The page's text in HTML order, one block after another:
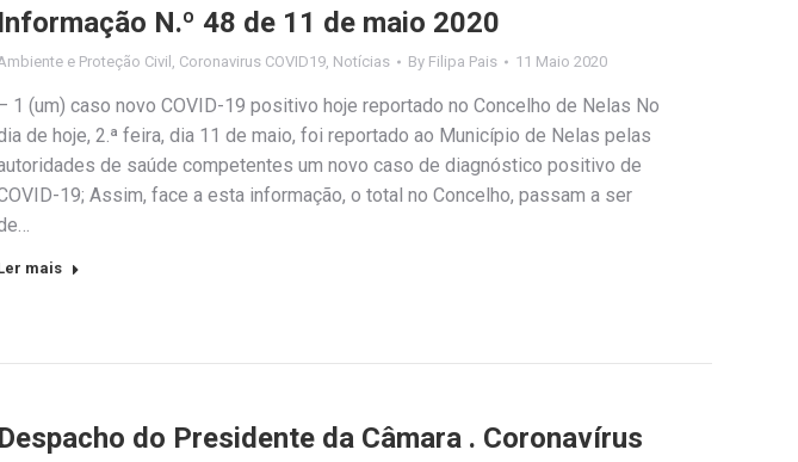
Informação N.º 48 de 11 de maio 2020
e Proteção Civil Coronavirus COVID19 Notícias By Filipa Pais 11 Maio 2020
1 (um) caso novo COVID-19 positivo hoje reportado no Concelho de Nelas No
de hoje, 2.ª feira, dia 11 de maio, foi reportado ao Município de Nelas pelas
de saúde competentes um novo caso de diagnóstico positivo de
19; Assim, face a esta informação, o total no Concelho, passam a ser
mais
Despacho do Presidente da Câmara . Coronavírus